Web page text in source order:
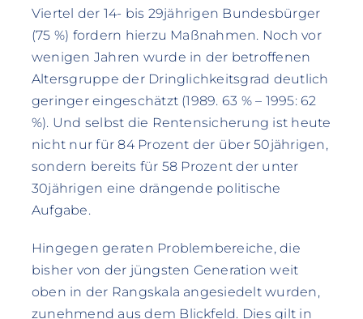
Viertel der 14- bis 29jährigen Bundesbürger
(75 %) fordern hierzu Maßnahmen. Noch vor
wenigen Jahren wurde in der betroffenen
Altersgruppe der Dringlichkeitsgrad deutlich
geringer eingeschätzt (1989. 63 % – 1995: 62
%). Und selbst die Rentensicherung ist heute
nicht nur für 84 Prozent der über 50jährigen,
sondern bereits für 58 Prozent der unter
30jährigen eine drängende politische
Aufgabe.
Hingegen geraten Problembereiche, die
bisher von der jüngsten Generation weit
oben in der Rangskala angesiedelt wurden,
zunehmend aus dem Blickfeld. Dies gilt in